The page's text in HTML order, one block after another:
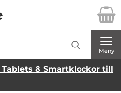
Danira Telecom AB
Meny
Tablets & Smartklockor till